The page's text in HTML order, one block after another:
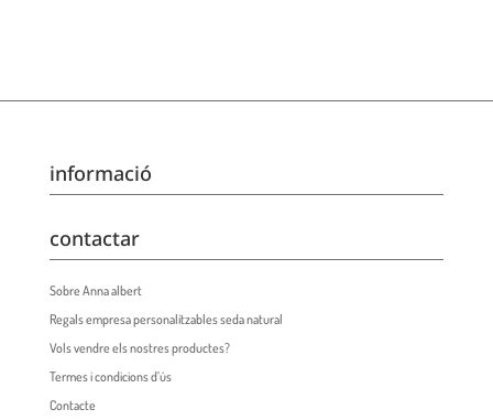
informació
contactar
Sobre Anna albert
Regals empresa personalitzables seda natural
Vols vendre els nostres productes?
Termes i condicions d’ús
Contacte